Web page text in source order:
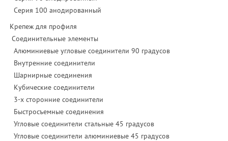
Серия 100 анодированный
Крепеж для профиля
Соединительные элементы
Алюминиевые угловые соединители 90 градусов
Внутренние соединители
Шарнирные соединения
Кубические соединители
3-х сторонние соединители
Быстросъемные соединения
Угловые соединители стальные 45 градусов
Угловые соединители алюминиевые 45 градусов